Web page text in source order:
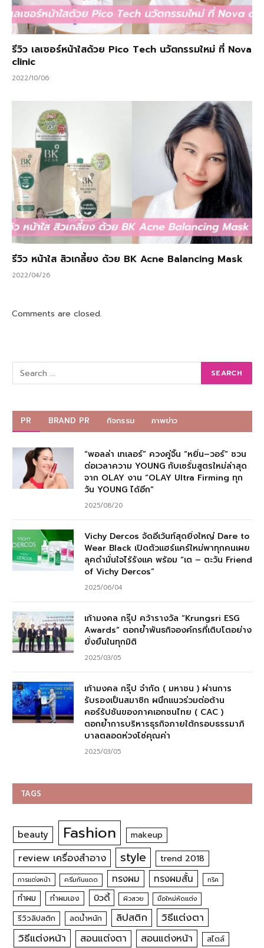
รีวิว เลเซอร์หน้าใสด้วย Pico Tech นวัตกรรมใหม่ ที่ Nova
clinic
2022/10/06
รีวิว หน้าใส สิวเกลี้ยง ด้วย BK Acne Balancing Mask
2022/04/26
Comments are closed.
PR BRAND PR กิจกรรม ภาพข่าว
“พอลล่า เทเลอร์” ควงคู่จิ้น “หยิ่น–วอร์” ชวน
ต่อเวลาความ YOUNG กับเซรั่มสูตรใหม่ล่าสุด
จาก OLAY งาน “OLAY Ultra Firming ทุก
วัน YOUNG ได้อีก”
2025/08/20
Vichy Dercos จัดอีเว้นท์สุดยิ่งใหญ่ Dare to
Wear Black เปิดตัวแฮร์แคร์ใหม่พาทุกคนเผย
ลุคดำมั่นใจไร้รังแค พร้อม “เต – ตะวัน Friend
of Vichy Dercos”
2025/06/04
เก้ามงคล กรุ๊ป คว้ารางวัล “Krungsri ESG
Awards” ตอกย้ำพันธกิจองค์กรที่เติบโตอย่าง
ยั่งยืนในทุกมิติ
2025/03/05
เก้ามงคล กรุ๊ป จำกัด ( มหาชน ) ผ่านการ
รับรองเป็นสมาชิก ผนึกแนวร่วมต่อต้าน
คอร์รัปชันของภาคเอกชนไทย ( CAC )
ตอกย้ำการบริหารธุรกิจภายใต้กรอบธรรมาภิ
บาลตลอดห่วงโซ่คุณค่า
2025/03/05
TAGS
beauty Fashion makeup
review เครื่องสำอาง style trend 2018
การแต่งหน้า ครีมกันแดด ทรงผม ทรงผมสั้น ทริค
ทำผม ทำผมเอง บิวตี้ ผิวสวย มือใหม่หัดแต่ง
รีวิวลิปสติก ลดน้ำหนัก ลิปสติก
วิธีแต่งตา
วิธีแต่งหน้า
สอนแต่งตา สอนแต่งหน้า สไตล์